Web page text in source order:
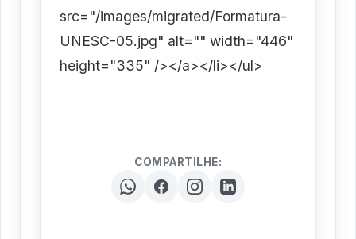
src="/images/migrated/Formatura-
UNESC-05.jpg" alt="" width="446"
height="335" /></a></li></ul>
COMPARTILHE: